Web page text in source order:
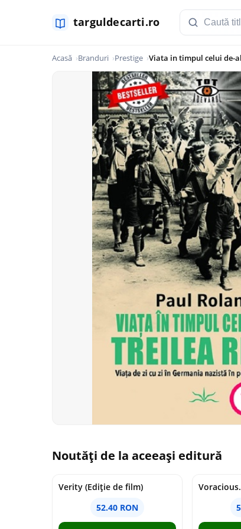
Acasă Branduri Prestige Viata in timpul celui de-
Noutăți de la aceeași editură
Verity (Ediție de film)
52.40 RON